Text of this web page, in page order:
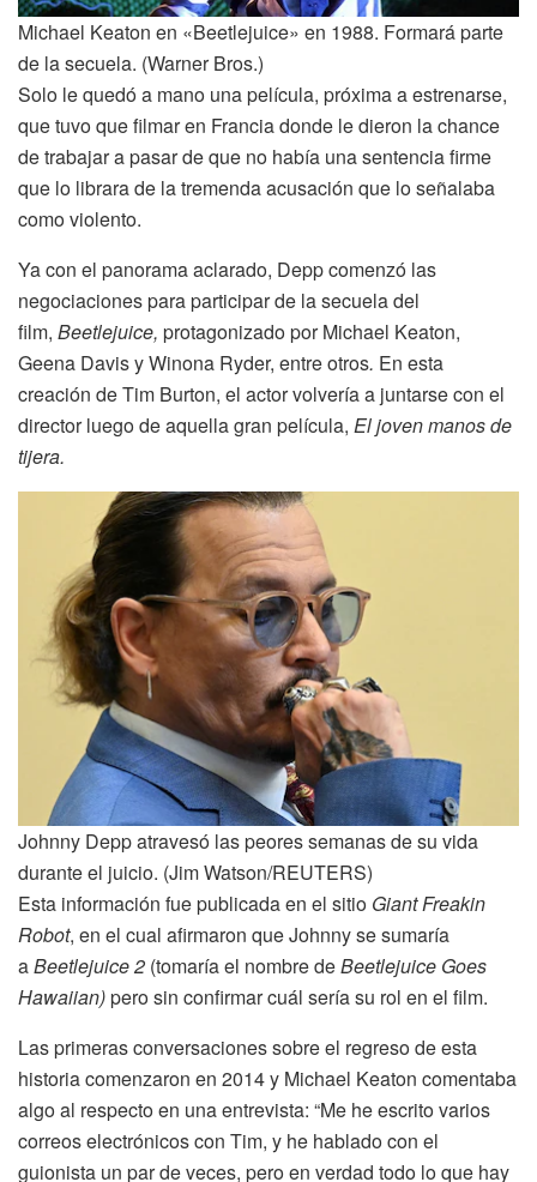
Michael Keaton en «Beetlejuice» en 1988. Formará parte
de la secuela. (Warner Bros.)
Solo le quedó a mano una película, próxima a estrenarse,
que tuvo que filmar en Francia donde le dieron la chance
de trabajar a pasar de que no había una sentencia firme
que lo librara de la tremenda acusación que lo señalaba
como violento.
Ya con el panorama aclarado, Depp comenzó las
negociaciones para participar de la secuela del
film, Beetlejuice, protagonizado por Michael Keaton,
Geena Davis y Winona Ryder, entre otros. En esta
creación de Tim Burton, el actor volvería a juntarse con el
director luego de aquella gran película, El joven manos de
tijera.
Johnny Depp atravesó las peores semanas de su vida
durante el juicio. (Jim Watson/REUTERS)
Esta información fue publicada en el sitio Giant Freakin
Robot, en el cual afirmaron que Johnny se sumaría
aBeetlejuice 2 (tomaría el nombre deBeetlejuice Goes
Hawaiian)pero sin confirmar cuál sería su rol en el film.
Las primeras conversaciones sobre el regreso de esta
historia comenzaron en 2014 y Michael Keaton comentaba
algo al respecto en una entrevista: “Me he escrito varios
correos electrónicos con Tim, y he hablado con el
guionista un par de veces, pero en verdad todo lo que hay